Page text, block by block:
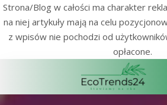
Strona/Blog w całości ma charakter
na niej artykuły mają na celu
z wpisów nie pochodzi od
opłacone.